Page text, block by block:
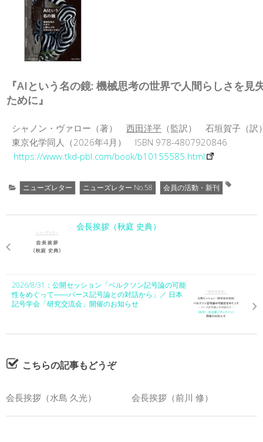
『AIという名の鏡: 機械思考の世界で人間らしさを見
ために』
シャノン・ヴァロー（著） 西田洋平 （監訳） 石垣賀子（訳
東京化学同人（2026年4月） ISBN 978-4807920846
https://www.tkd-pbl.com/book/b10155585.html
ニューズレター ニューズレター No.58 会員の活動・新刊
会長挨拶（秋庭 史典）
2026/8/31：公開セッション「ベルクソン記号論の可能
性をめぐって――パース記号論との対話から」／ 日本
記号学会「研究交流会」開催のお知らせ
こちらの記事もどうぞ
会長挨拶（水島 久光） 会長挨拶（前川 修）